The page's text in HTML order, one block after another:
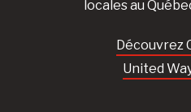
locales au
Découvrez
United